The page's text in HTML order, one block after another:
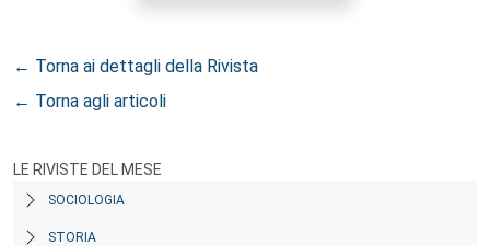
← Torna ai dettagli della Rivista
← Torna agli articoli
LE RIVISTE DEL MESE
SOCIOLOGIA
STORIA